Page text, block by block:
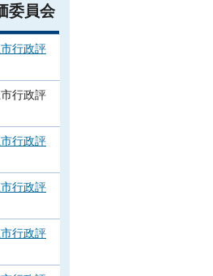
委員会
⾏政評
行政評
行政評
行政評
行政評